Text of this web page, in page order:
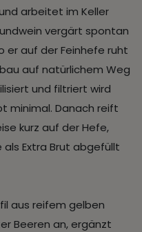
arbeitet im Keller
vergärt spontan
er auf der Feinhefe ruht
auf natürlichem Weg
und filtriert wird
minimal. Danach reift
kurz auf der Hefe,
Extra Brut abgefüllt
aus reifem gelben
Beeren an, ergänzt